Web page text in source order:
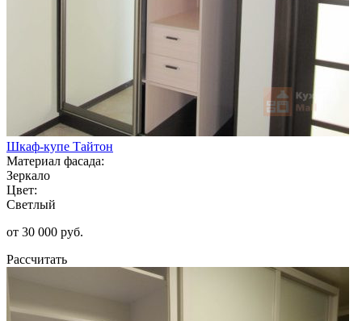
Шкаф-купе Тайтон
Материал фасада:
Зеркало
Цвет:
Светлый
от 30 000 руб.
Рассчитать